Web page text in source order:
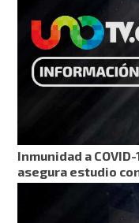
Inmunidad a
asegura estudio